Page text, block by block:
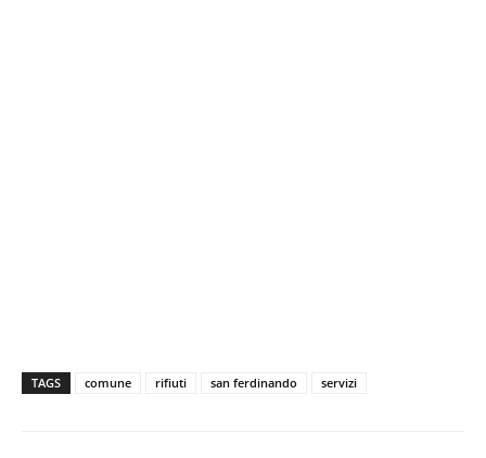
TAGS comune rifiuti san ferdinando servizi